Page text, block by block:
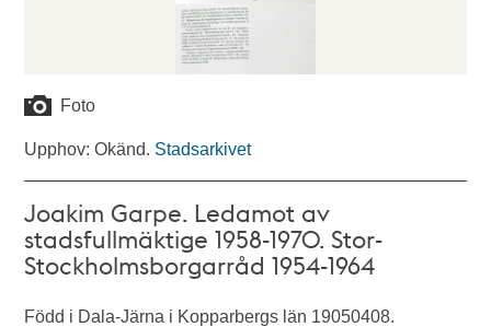
Foto
Upphov: Okänd. Stadsarkivet
Joakim Garpe. Ledamot av
stadsfullmäktige 1958-1970. Stor-
Stockholmsborgarråd 1954-1964
Född i Dala-Järna i Kopparbergs län 19050408.